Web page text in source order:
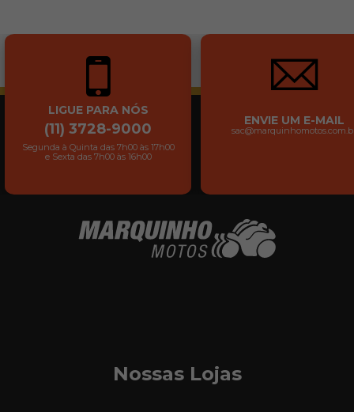
LIGUE PARA NÓS
(11) 3728-9000
Segunda à Quinta das 7h00 às 17h00
e Sexta das 7h00 às 16h00
ENVIE UM E-MAIL
Nossas Lojas